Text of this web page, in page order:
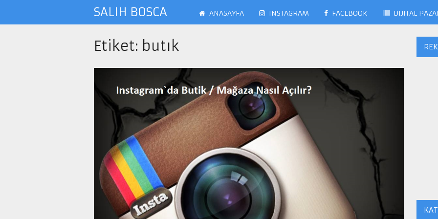
SALIH BOSCA ANASAYFA INSTAGRAM FACEBOOK DIJITAL
Etiket: butık